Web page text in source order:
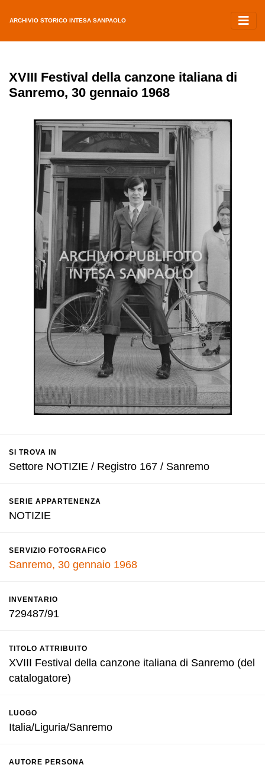
ARCHIVIO STORICO INTESA SANPAOLO
XVIII Festival della canzone italiana di
Sanremo, 30 gennaio 1968
SI TROVA IN
Settore NOTIZIE / Registro 167 / Sanremo
SERIE APPARTENENZA
NOTIZIE
SERVIZIO FOTOGRAFICO
Sanremo, 30 gennaio 1968
INVENTARIO
729487/91
TITOLO ATTRIBUITO
XVIII Festival della canzone italiana di Sanremo (del
catalogatore)
LUOGO
Italia/Liguria/Sanremo
AUTORE PERSONA